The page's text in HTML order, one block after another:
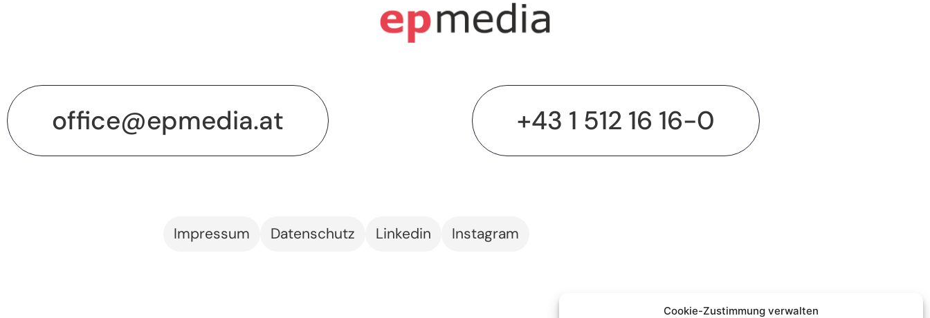
Cookie-Zustimmung verwalten
office@epmedia.at +43 1 512 16 16-0
Impressum Datenschutz Linkedin Instagram